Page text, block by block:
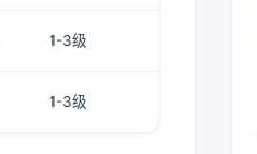
1-3级
1-3级